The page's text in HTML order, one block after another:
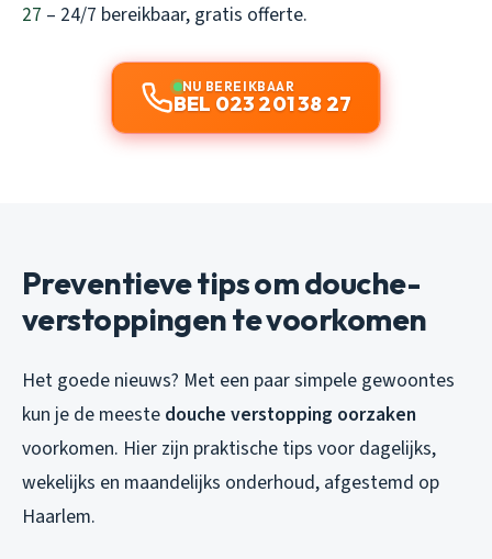
27 – 24/7 bereikbaar, gratis offerte.
NU BEREIKBAAR
BEL 023 201 38 27
Preventieve tips om douche-
verstoppingen te voorkomen
Het goede nieuws? Met een paar simpele gewoontes
kun je de meeste douche verstopping oorzaken
voorkomen. Hier zijn praktische tips voor dagelijks,
wekelijks en maandelijks onderhoud, afgestemd op
Haarlem.